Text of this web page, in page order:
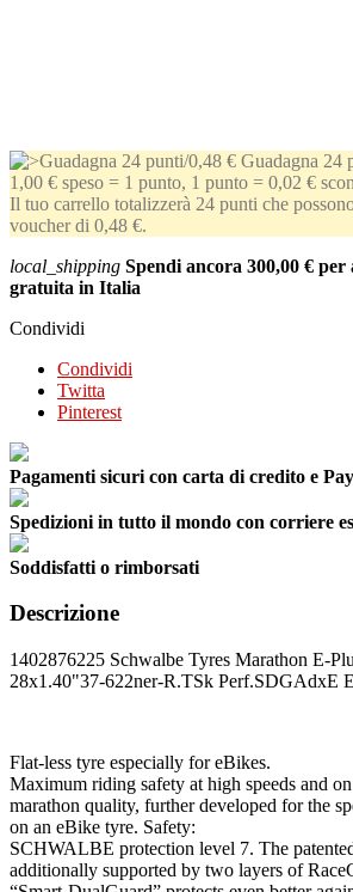
Guadagna 24
1,00 € speso = 1 punto, 1 punto = 0,02 €
Il tuo carrello totalizzerà 24 punti che
voucher di 0,48 €.
local_shipping Spendi ancora 300,00 € per
gratuita in Italia
Condividi
Condividi
Twitta
Pinterest
Pagamenti sicuri con carta di credito e
Spedizioni in tutto il mondo con corriere
Soddisfatti o rimborsati
Descrizione
1402876225 Schwalbe Tyres Marathon E-
28x1.40"37-622ner-R.TSk Perf.SDGAdxE
Flat-less tyre especially for eBikes.
Maximum riding safety at high speeds and
marathon quality, further developed for the
on an eBike tyre. Safety:
SCHWALBE protection level 7. The
additionally supported by two layers of